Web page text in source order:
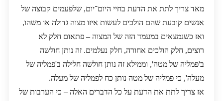
מאד צריך לתת את הדעת בחיי היום־יום, שלפעמים קבוצה של
אנשים קובעת שהם הולכים לעשות איזו מצוה גדולה או משהו,
ואז כשנמצאים במעמד הזה של המצוה – פתאום חלק לא
רוצים, חלק הולכים אחורה, חלק נעלמים. זה נותן חולשה
ב'פמליה של מטה', וממילא זה נותן חולשה חלילה ב'פמליה של
מעלה', כי פמליה של מטה נותן כח לפמליה של מעלה.
אז צריך לתת את הדעת על כל הדברים האלה – כי הערבות של